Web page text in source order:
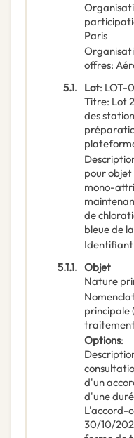
Paris
offres:
5.1. Lot: LOT-
Titre: Lot
des
pour
mono-
de
bleue de
5.1.1. Objet
Nature
principale(
traitement
Options:
d'un
d'une
L'accord-
30/10/